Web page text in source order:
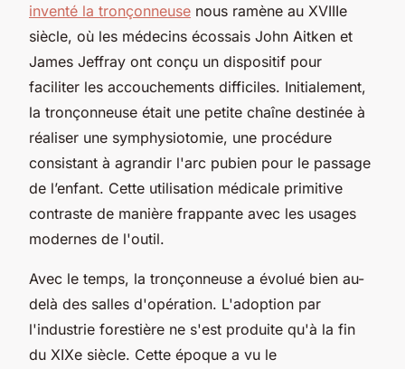
inventé la tronçonneuse nous ramène au XVIIIe
siècle, où les médecins écossais John Aitken et
James Jeffray ont conçu un dispositif pour
faciliter les accouchements difficiles. Initialement,
la tronçonneuse était une petite chaîne destinée à
réaliser une symphysiotomie, une procédure
consistant à agrandir l'arc pubien pour le passage
de l’enfant. Cette utilisation médicale primitive
contraste de manière frappante avec les usages
modernes de l'outil.
Avec le temps, la tronçonneuse a évolué bien au-
delà des salles d'opération. L'adoption par
l'industrie forestière ne s'est produite qu'à la fin
du XIXe siècle. Cette époque a vu le